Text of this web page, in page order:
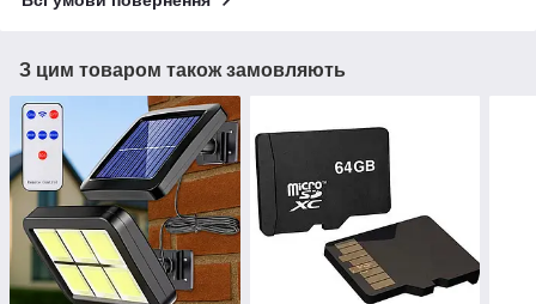
З цим товаром також замовляють